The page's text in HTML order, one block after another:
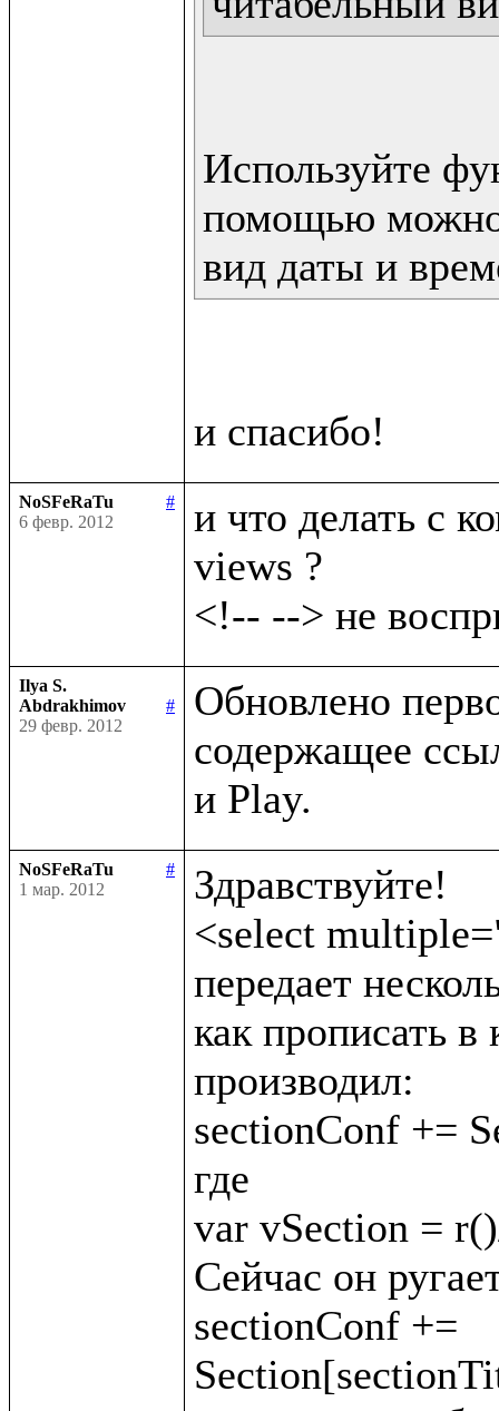
Используйте
помощью
вид даты и
NoSFeRaTu
#
6 февр. 2012
и что делать с
views ?
Ilya S.
Abdrakhimov
#
29 февр. 2012
Обновлено
содержащее
NoSFeRaTu
#
1 мар. 2012
Здравствуйте!
<select
передает
как прописать
производил:
sectionConf +=
где
var vSection =
Сейчас он
sectionConf +=